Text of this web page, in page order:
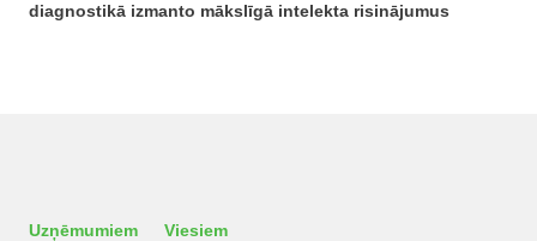
diagnostikā izmanto mākslīgā intelekta risinājumus
Uzņēmumiem Viesiem